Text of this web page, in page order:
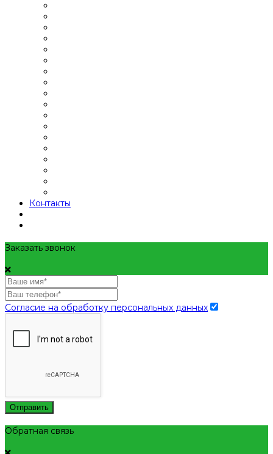
Контакты
Заказать звонок
Согласие на обработку персональных данных
Отправить
Обратная связь